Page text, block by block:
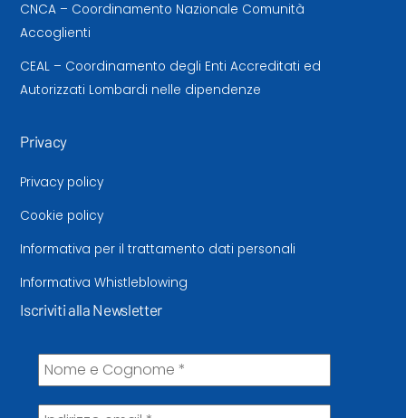
CNCA – Coordinamento Nazionale Comunità
Accoglienti
CEAL – Coordinamento degli Enti Accreditati ed
Autorizzati Lombardi nelle dipendenze
Privacy
Privacy policy
Cookie policy
Informativa per il trattamento dati personali
Informativa Whistleblowing
Iscriviti alla Newsletter